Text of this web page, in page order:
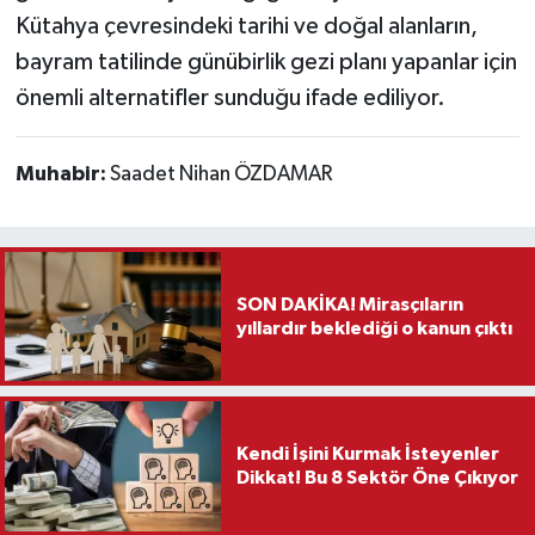
Kütahya çevresindeki tarihi ve doğal alanların,
bayram tatilinde günübirlik gezi planı yapanlar için
önemli alternatifler sunduğu ifade ediliyor.
Muhabir: Saadet Nihan ÖZDAMAR
SON DAKİKA! Mirasçıların
yıllardır beklediği o kanun çıktı
Kendi İşini Kurmak İsteyenler
Dikkat! Bu 8 Sektör Öne Çıkıyor